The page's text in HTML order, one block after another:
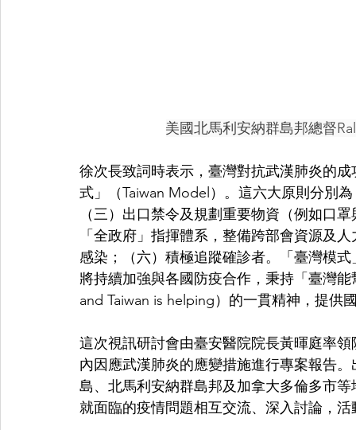
美國北馬利安納群島邦總督
徐次長致詞時表示，臺灣對抗武漢肺炎的
式」（Taiwan Model）。這六大原則分別
（三）出口禁令及規劃重要物資（例如口
「全政府」指揮體系，整備跨部會資源及
感染；（六）積極追蹤確診者。「臺灣模
將持續加強與各國防疫合作，秉持「臺灣
and Taiwan is helping）的一貫精神，提供
這次視訊研討會由臺安醫院院長黃暉庭率
內因應武漢肺炎的應變措施進行專案報告
島、北馬利安納群島邦及加拿大多倫多市
就面臨的疫情問題相互交流、深入討論，